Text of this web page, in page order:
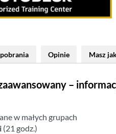
Opinie Masz
–
w małych grupach
(21 godz.)